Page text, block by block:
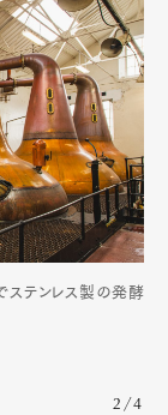
ステンレス製の発酵
2/4